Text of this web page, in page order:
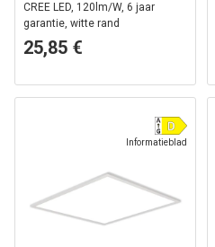
CREE LED, 120lm/W, 6 jaar
garantie, witte rand
25,85 €
Informatieblad